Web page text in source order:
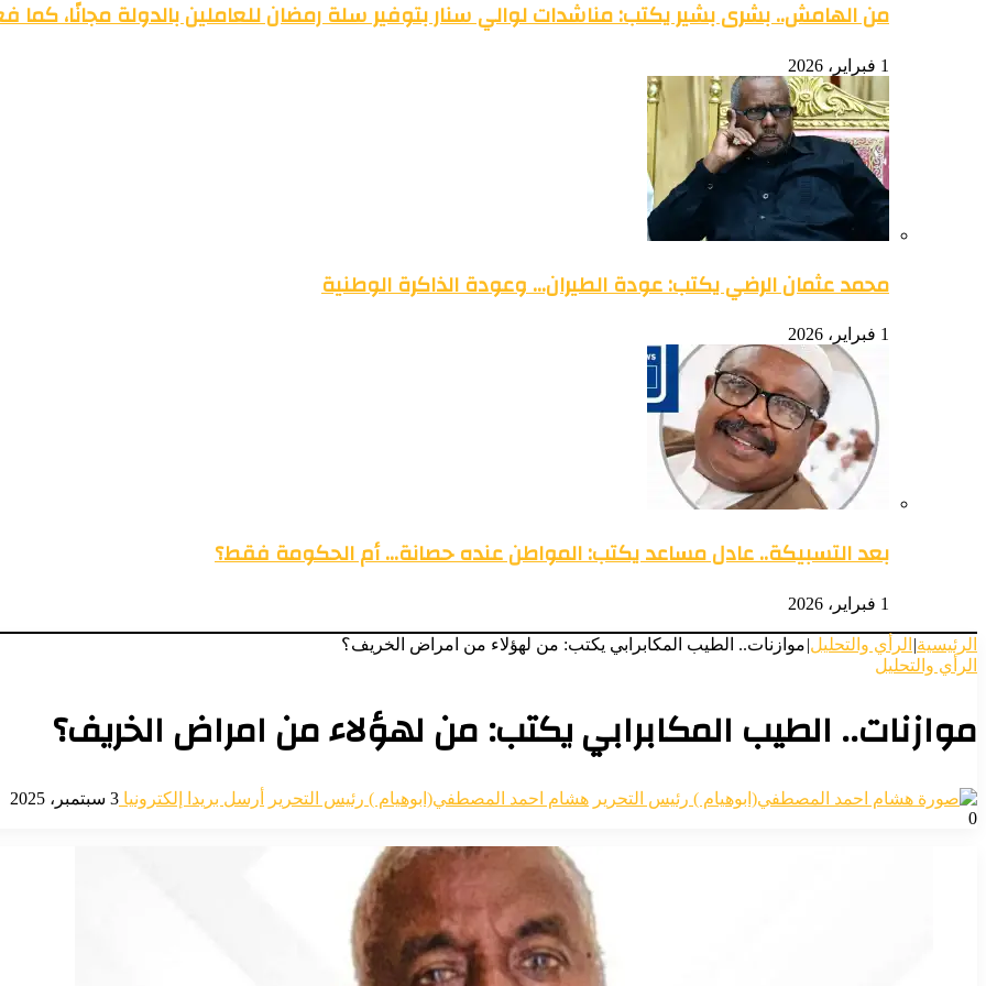
من الهامش.. بشرى بشير يكتب: مناشدات لوالي سنار بتوفير سلة رمضان للعاملين بالدولة مجانًا، كما
1 فبراير، 2026
محمد عثمان الرضي يكتب: عودة الطيران… وعودة الذاكرة الوطنية
1 فبراير، 2026
بعد التسبيكة.. عادل مساعد يكتب: المواطن عنده حصانة… أم الحكومة فقط؟
1 فبراير، 2026
الرئيسية| الرأي والتحليل|موازنات.. الطيب المكابرابي يكتب: من لهؤلاء من امراض الخريف؟
الرأي والتحليل
موازنات.. الطيب المكابرابي يكتب: من لهؤلاء من امراض الخريف؟
هشام احمد المصطفي(ابوهيام ) رئيس التحرير أرسل بريدا إلكترونيا 3 سبتمبر، 2025
0